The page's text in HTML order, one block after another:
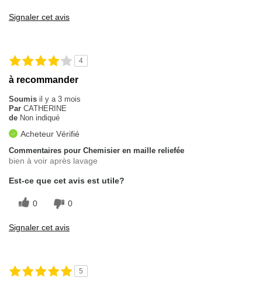
Signaler cet avis
4
à recommander
Soumis il y a 3 mois
Par CATHERINE
de Non indiqué
Acheteur Vérifié
Commentaires pour Chemisier en maille reliefée
bien à voir après lavage
Est-ce que cet avis est utile?
0 0
Signaler cet avis
5